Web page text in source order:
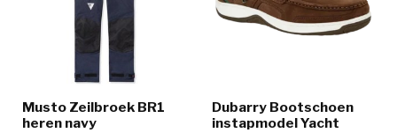
Musto Zeilbroek BR1
heren navy
Dubarry Bootschoen
instapmodel Yacht